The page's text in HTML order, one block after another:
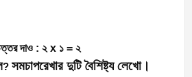
দাও : ২ x ১ = ২
? সমচাপরেখার দুটি বৈশিষ্ট্য লেখো।